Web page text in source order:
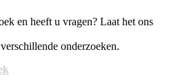
en heeft u vragen? Laat het ons
onderzoeken.